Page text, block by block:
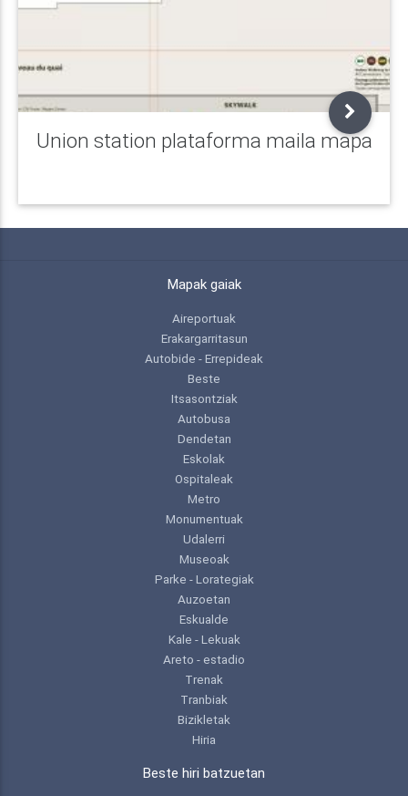
Union station plataforma maila mapa
Mapak gaiak
Aireportuak
Erakargarritasun
Autobide - Errepideak
Beste
Itsasontziak
Autobusa
Dendetan
Eskolak
Ospitaleak
Metro
Monumentuak
Udalerri
Museoak
Parke - Lorategiak
Auzoetan
Eskualde
Kale - Lekuak
Areto - estadio
Trenak
Tranbiak
Bizikletak
Hiria
Beste hiri batzuetan